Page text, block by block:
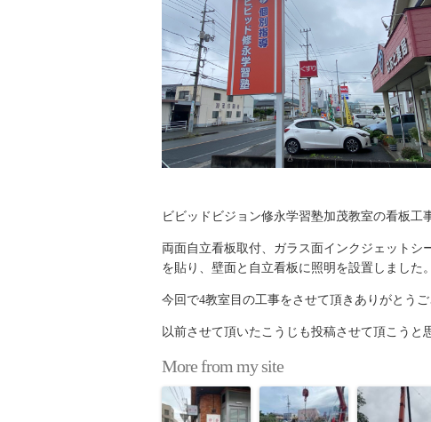
ビビッドビジョン修永学習塾加茂教室の看板工
両面自立看板取付、ガラス面インクジェットシ
を貼り、壁面と自立看板に照明を設置しました。
今回で4教室目の工事をさせて頂きありがとうご
以前させて頂いたこうじも投稿させて頂こうと
More from my site